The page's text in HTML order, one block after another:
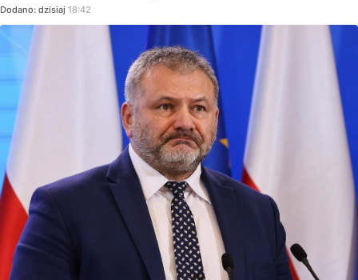
Dodano: dzisiaj 18:42